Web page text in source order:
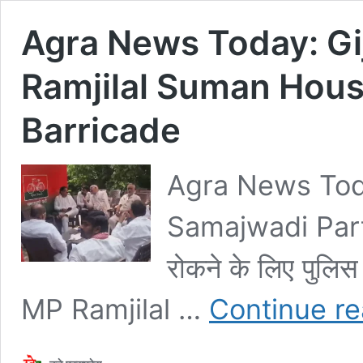
Agra News Today:
Ramjilal Suman
Barricade
Agra News
Samajwadi
रोकने के लिए
MP Ramjilal … Continue